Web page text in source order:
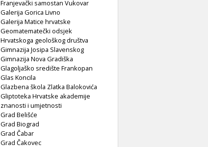
Franjevački samostan Vukovar
Galerija Gorica Livno
Galerija Matice hrvatske
Geomatematečki odsjek
Hrvatskoga geološkog društva
Gimnazija Josipa Slavenskog
Gimnazija Nova Gradiška
Glagoljaško središte Frankopan
Glas Koncila
Glazbena škola Zlatka Balokovića
Gliptoteka Hrvatske akademije
znanosti i umjetnosti
Grad Belišće
Grad Biograd
Grad Čabar
Grad Čakovec